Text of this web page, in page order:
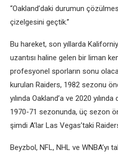
“Oakland’daki durumun
çizelgesini geçtik.”
Bu hareket, son yıllarda
uzantısı haline gelen bir liman
profesyonel sporların sonu
kurulan Raiders, 1982 sezonu
yılında Oakland’a ve 2020
1970-71 sezonunda, üç sezon
şimdi A’lar Las Vegas’taki
Beyzbol, NFL, NHL ve WNBA’yı